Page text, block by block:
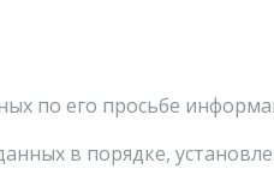
по его просьбе
в порядке,